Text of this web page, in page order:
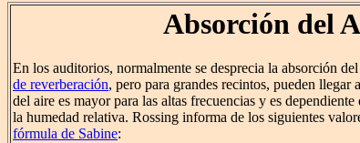
Absorción del
En los auditorios, normalmente se desprecia la absorción
de reverberación, pero para grandes recintos, pueden
del aire es mayor para las altas frecuencias y es
la humedad relativa. Rossing informa de los siguientes
fórmula de Sabine: